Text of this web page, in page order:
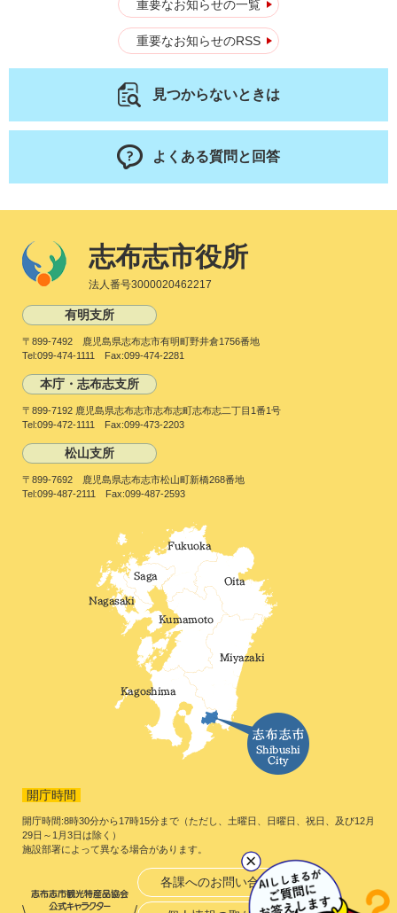
重要なお知らせの一覧
重要なお知らせのRSS
見つからないときは
よくある質問と回答
志布志市役所
法人番号3000020462217
有明支所
〒899-7492 鹿児島県志布志市有明町野井倉1756番地
Tel:099-474-1111 Fax:099-474-2281
本庁・志布志支所
〒899-7192 鹿児島県志布志市志布志町志布志二丁目1番1号
Tel:099-472-1111 Fax:099-473-2203
松山支所
〒899-7692 鹿児島県志布志市松山町新橋268番地
Tel:099-487-2111 Fax:099-487-2593
開庁時間
開庁時間:8時30分から17時15分まで（ただし、土曜日、日曜日、祝日、及び12月
29日～1月3日は除く）
施設部署によって異なる場合があります。
各課へのお問い合わせ